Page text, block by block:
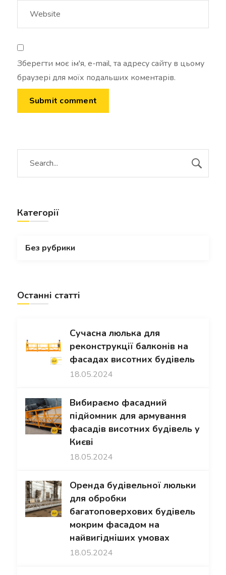
Зберегти моє ім'я, e-mail, та адресу сайту в цьому
браузері для моїх подальших коментарів.
Категорії
Без рубрики
Останні статті
Сучасна люлька для
реконструкції балконів на
фасадах висотних будівель
18.05.2024
Вибираємо фасадний
підйомник для армування
фасадів висотних будівель у
Києві
18.05.2024
Оренда будівельної люльки
для обробки
багатоповерхових будівель
мокрим фасадом на
найвигідніших умовах
18.05.2024